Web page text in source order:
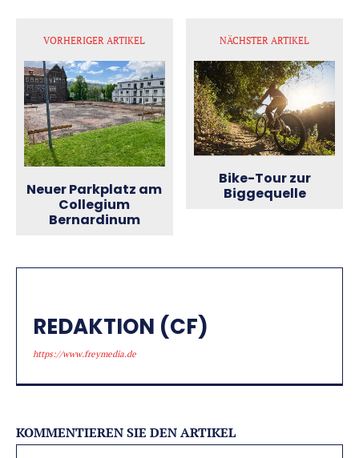
VORHERIGER ARTIKEL
Neuer Parkplatz am
Collegium
Bernardinum
NÄCHSTER ARTIKEL
Bike-Tour zur
Biggequelle
REDAKTION (CF)
https://www.freymedia.de
KOMMENTIEREN SIE DEN ARTIKEL